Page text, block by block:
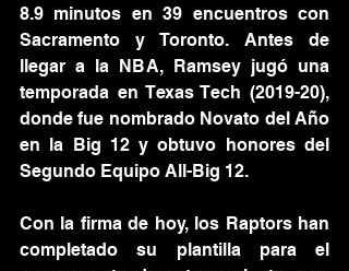
8.9 minutos en 39 encuentros con
Sacramento y Toronto. Antes de
llegar a la NBA, Ramsey jugó una
temporada en Texas Tech (2019-20),
donde fue nombrado Novato del Año
en la Big 12 y obtuvo honores del
Segundo Equipo All-Big 12.
Con la firma de hoy, los Raptors han
completado su plantilla para el